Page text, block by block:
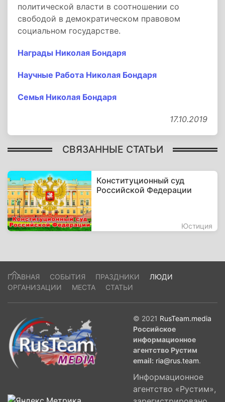
политической власти в соотношении со
свободой в демократическом правовом
социальном государстве.
Награды Николая Бондаря
Научные Работа Николая Бондаря
Семья Николая Бондаря
17.10.2019
СВЯЗАННЫЕ СТАТЬИ
Конституционный суд
Российской Федерации
Юстиция
ГЛАВНАЯ СОБЫТИЯ ПРАЗДНИКИ
ЛЮДИ
ОРГАНИЗАЦИИ
МЕСТА СТАТЬИ
© 2021 RusTeam.media
Российское
информационное
агентство Рустим
email: ria@rus.team.
Информационное
агентство «Рустим»,